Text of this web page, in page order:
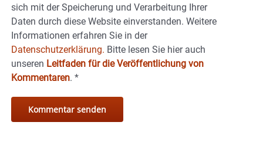
sich mit der Speicherung und Verarbeitung Ihrer
Daten durch diese Website einverstanden. Weitere
Informationen erfahren Sie in der
Datenschutzerklärung. Bitte lesen Sie hier auch
unseren Leitfaden für die Veröffentlichung von
Kommentaren. *